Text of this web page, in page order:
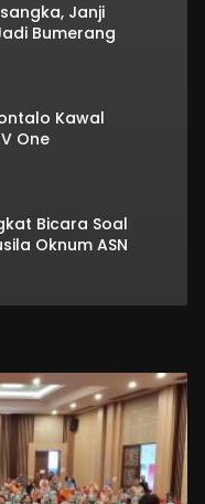
Janji
Bumerang
Kawal
One
Bicara Soal
Oknum ASN